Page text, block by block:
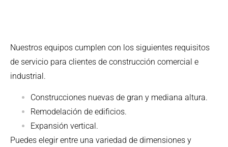
Nuestros equipos cumplen con los siguientes requisitos
de servicio para clientes de construcción comercial e
industrial.
Construcciones nuevas de gran y mediana altura.
Remodelación de edificios.
Expansión vertical.
Puedes elegir entre una variedad de dimensiones y